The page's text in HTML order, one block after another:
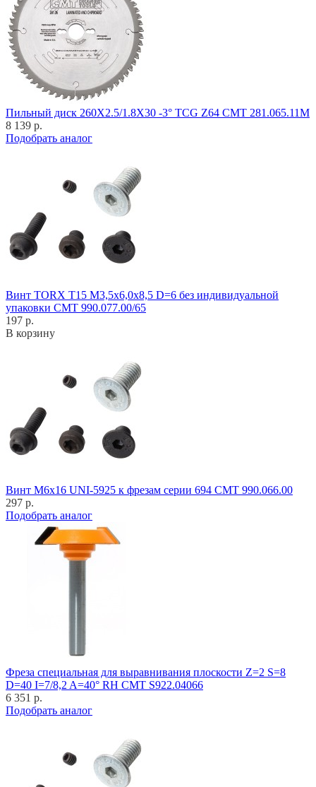
Пильный диск 260X2.5/1.8X30 -3° TCG Z64 CMT 281.065.11M
8 139 р.
Подобрать аналог
Винт TORX T15 M3,5x6,0x8,5 D=6 без индивидуальной
упаковки CMT 990.077.00/65
197 р.
В корзину
Винт M6x16 UNI-5925 к фрезам серии 694 CMT 990.066.00
297 р.
Подобрать аналог
Фреза специальная для выравнивания плоскости Z=2 S=8
D=40 I=7/8,2 A=40° RH CMT S922.04066
6 351 р.
Подобрать аналог